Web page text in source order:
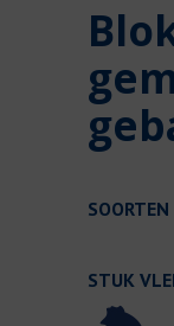
SOORTEN
STUK